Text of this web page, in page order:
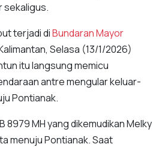
sekaligus.
terjadi diBundaran Mayor
Selasa (13/1/2026)
itu langsung memicu
antre mengular keluar-
Pontianak.
8979 MH yang dikemudikan Melky
menuju Pontianak. Saat